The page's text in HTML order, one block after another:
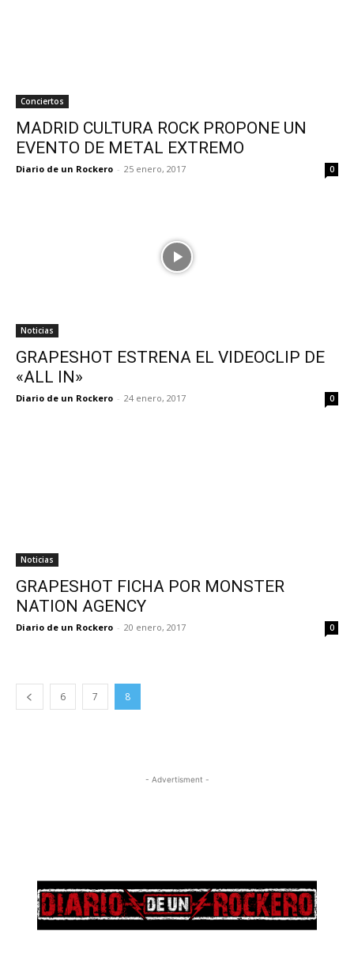
Conciertos
MADRID CULTURA ROCK PROPONE UN
EVENTO DE METAL EXTREMO
Diario de un Rockero - 25 enero, 2017 0
Noticias
GRAPESHOT ESTRENA EL VIDEOCLIP DE
«ALL IN»
Diario de un Rockero - 24 enero, 2017 0
Noticias
GRAPESHOT FICHA POR MONSTER
NATION AGENCY
Diario de un Rockero - 20 enero, 2017 0
6 7 8
- Advertisment -